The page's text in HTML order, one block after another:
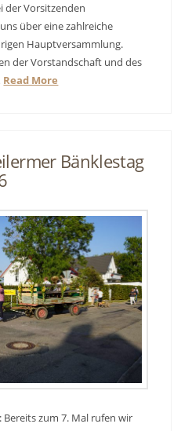
der Vorsitzenden
über eine zahlreiche
Hauptversammlung.
der Vorstandschaft und des
Read More
Bänklestag
Bereits zum 7. Mal rufen wir